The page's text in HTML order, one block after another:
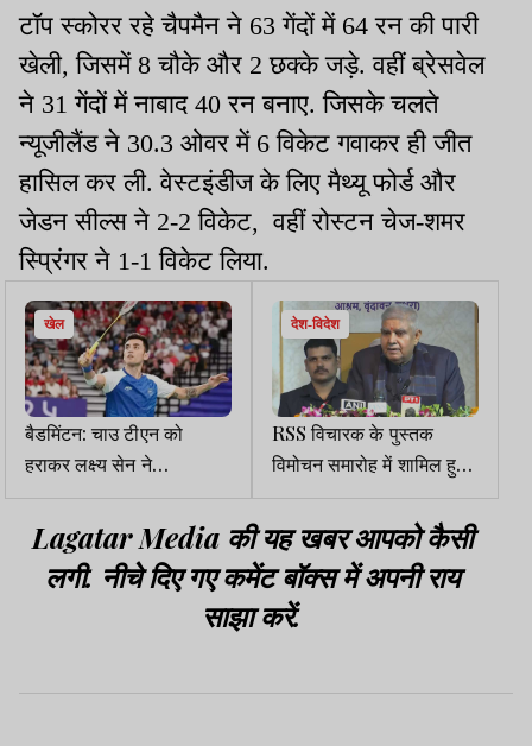
टॉप स्कोरर रहे चैपमैन ने 63 गेंदों में 64 रन की पारी
खेली, जिसमें 8 चौके और 2 छक्के जड़े. वहीं ब्रेसवेल
ने 31 गेंदों में नाबाद 40 रन बनाए. जिसके चलते
न्यूजीलैंड ने 30.3 ओवर में 6 विकेट गवाकर ही जीत
हासिल कर ली. वेस्टइंडीज के लिए मैथ्यू फोर्ड और
जेडन सील्स ने 2-2 विकेट, वहीं रोस्टन चेज-शमर
स्प्रिंगर ने 1-1 विकेट लिया.
खेल
बैडमिंटन: चाउ टीएन को
हराकर लक्ष्य सेन ने
ऑस्ट्रेलियन ओपन के फाइनल
में बनाई जगह
देश-विदेश
RSS विचारक के पुस्तक
विमोचन समारोह में शामिल हुए
धनखड़ , नैरेटिव का जिक्र कर
इस्तीफे पर काफी कुछ कह गये
Lagatar Media की यह खबर आपको कैसी
लगी. नीचे दिए गए कमेंट बॉक्स में अपनी राय
साझा करें.